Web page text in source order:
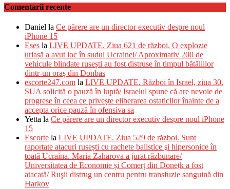
Comentarii recente
Daniel la Ce părere are un director executiv despre noul
iPhone 15
Eses la LIVE UPDATE. Ziua 621 de război. O explozie
uriașă a avut loc în sudul Ucrainei/ Aproximativ 200 de
vehicule blindate rusești au fost distruse în timpul bătăliilor
dintr-un oraș din Donbas
escorte247.com la LIVE UPDATE. Război în Israel, ziua 30.
SUA solicită o pauză în luptă/ Israelul spune că are nevoie de
progrese în ceea ce privește eliberarea ostaticilor înainte de a
accepta orice pauză în ofensiva sa
Yetta la Ce părere are un director executiv despre noul iPhone
15
Escorte la LIVE UPDATE. Ziua 529 de război. Sunt
raportate atacuri rusești cu rachete balistice şi hipersonice în
toată Ucraina. Maria Zaharova a jurat răzbunare/
Universitatea de Economie și Comerț din Donețk a fost
atacată/ Ruşii distrug un centru pentru transfuzie sanguină din
Harkov